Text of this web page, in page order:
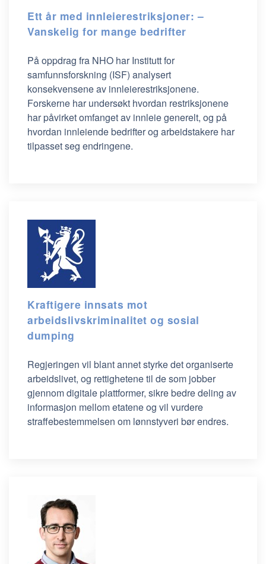
Ett år med innleierestriksjoner: –
Vanskelig for mange bedrifter
På oppdrag fra NHO har Institutt for
samfunnsforskning (ISF) analysert
konsekvensene av innleierestriksjonene.
Forskerne har undersøkt hvordan restriksjonene
har påvirket omfanget av innleie generelt, og på
hvordan innleiende bedrifter og arbeidstakere har
tilpasset seg endringene.
Kraftigere innsats mot
arbeidslivskriminalitet og sosial
dumping
Regjeringen vil blant annet styrke det organiserte
arbeidslivet, og rettighetene til de som jobber
gjennom digitale plattformer, sikre bedre deling av
informasjon mellom etatene og vil vurdere
straffebestemmelsen om lønnstyveri bør endres.